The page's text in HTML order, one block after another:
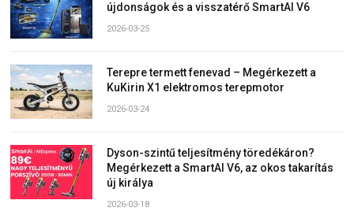
újdonságok és a visszatérő SmartAI V6
2026-03-25
Terepre termett fenevad – Megérkezett a
KuKirin X1 elektromos terepmotor
2026-03-24
Dyson-szintű teljesítmény töredékáron?
Megérkezett a SmartAI V6, az okos takarítás
új királya
2026-03-18